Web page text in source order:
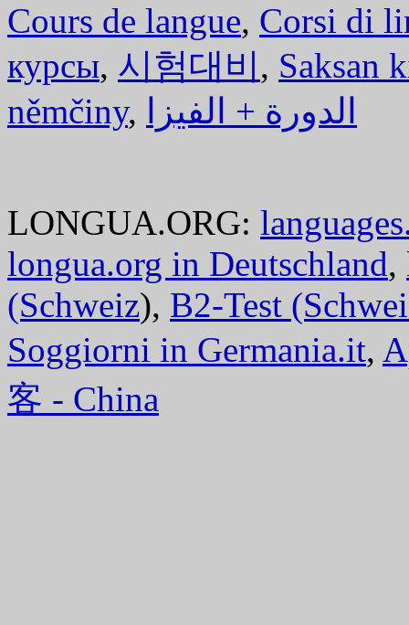
Cours de langue, Corsi di
курсы, 시험대비, Saksan
němčiny, الدورة + الفيزا
LONGUA.ORG:
longua.org in Deutschland,
(Schweiz), B2-Test
Soggiorni in Germania.it,
客 - China